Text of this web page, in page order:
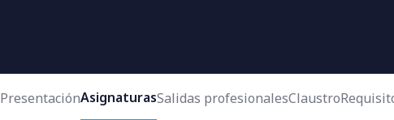
PresentaciónAsignaturasSalidas profesionalesClaustro